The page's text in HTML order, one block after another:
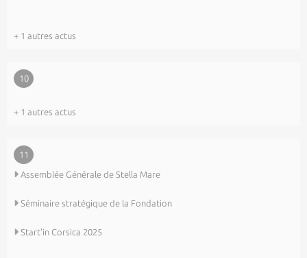
+ 1 autres actus
10
+ 1 autres actus
11
Assemblée Générale de Stella Mare
Séminaire stratégique de la Fondation
Start'in Corsica 2025